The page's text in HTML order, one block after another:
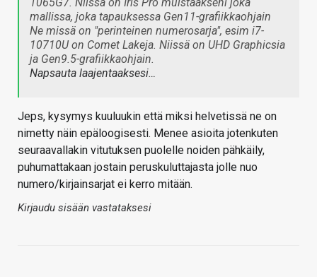
mallissa, joka tapauksessa Gen11-grafiikkaohjain
Ne missä on "perinteinen numerosarja", esim i7-
10710U on Comet Lakeja. Niissä on UHD Graphicsia
ja Gen9.5-grafiikkaohjain.
Napsauta laajentaaksesi…
Jeps, kysymys kuuluukin että miksi helvetissä ne on
nimetty näin epäloogisesti. Menee asioita jotenkuten
seuraavallakin vitutuksen puolelle noiden pähkäily,
puhumattakaan jostain peruskuluttajasta jolle nuo
numero/kirjainsarjat ei kerro mitään.
Kirjaudu sisään vastataksesi